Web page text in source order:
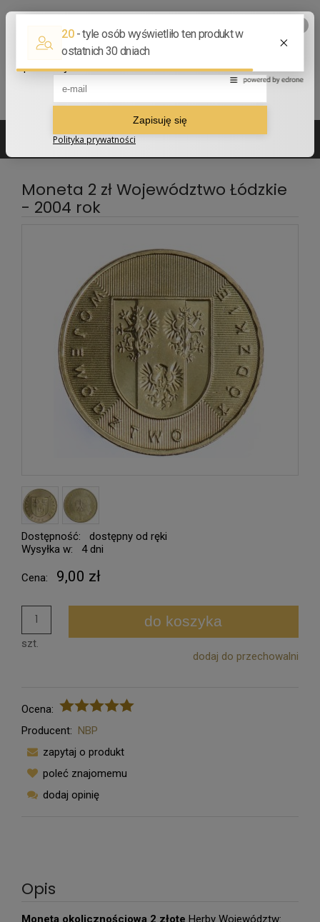
Moneta 2 zł Województwo Łódzkie
- 2004 rok
Dostępność:
dostępny od ręki
Wysyłka w:
4 dni
Cena: 9,00 zł
szt.
do koszyka
dodaj do przechowalni
Ocena:
Producent:
NBP
zapytaj o produkt
poleć znajomemu
dodaj opinię
Opis
Moneta okolicznościowa 2 złote Herby Województw: